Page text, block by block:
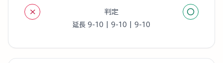
× 判定 ○
延長 9-10 | 9-10 | 9-10